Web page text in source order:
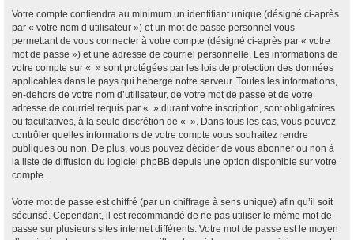
Votre compte contiendra au minimum un identifiant unique (désigné ci-après
par « votre nom d’utilisateur ») et un mot de passe personnel vous
permettant de vous connecter à votre compte (désigné ci-après par « votre
mot de passe ») et une adresse de courriel personnelle. Les informations de
votre compte sur « » sont protégées par les lois de protection des données
applicables dans le pays qui héberge notre serveur. Toutes les informations,
en-dehors de votre nom d’utilisateur, de votre mot de passe et de votre
adresse de courriel requis par « » durant votre inscription, sont obligatoires
ou facultatives, à la seule discrétion de « ». Dans tous les cas, vous pouvez
contrôler quelles informations de votre compte vous souhaitez rendre
publiques ou non. De plus, vous pouvez décider de vous abonner ou non à
la liste de diffusion du logiciel phpBB depuis une option disponible sur votre
compte.
Votre mot de passe est chiffré (par un chiffrage à sens unique) afin qu’il soit
sécurisé. Cependant, il est recommandé de ne pas utiliser le même mot de
passe sur plusieurs sites internet différents. Votre mot de passe est le moyen